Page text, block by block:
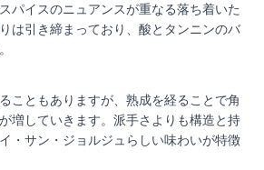
パイスのニュアンスが重なる落ち着いた
は引き締まっており、酸とタンニンのバ
こともありますが、熟成を経ることで角
増していきます。派手さよりも構造と持
・サン・ジョルジュらしい味わいが特徴